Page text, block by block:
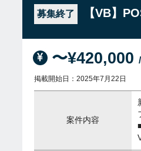
募集終了 【VB】
〜¥420,000
掲載開始日：2025年7月22日
案件内容